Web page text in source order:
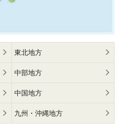
東北地方
中部地方
中国地方
九州・沖縄地方